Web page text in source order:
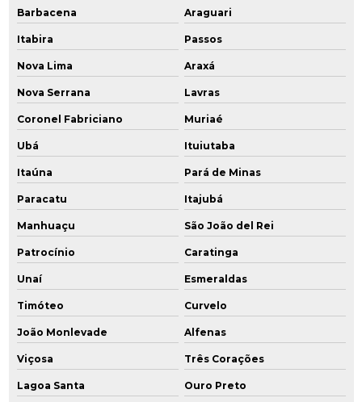
Plano de desativação de posto de combustível
Plano de gerenciamento ambiental
Plano de intervenção ambiental
Plano de intervenção áreas contaminadas
Plano de investigação confirmatória
Poço de monitoramento de água subterrânea
Poço de monitoramento ambiental
Poço de monitoramento multiníveis
Poços de monitoramento cetesb
Prestação serviços de consultoria ambiental
Projeto de remediação
Barbacena Araguari
Itabira Passos
Nova Lima Araxá
Nova Serrana Lavras
Coronel Fabriciano Muriaé
Ubá Ituiutaba
Itaúna Pará de Minas
Paracatu Itajubá
Manhuaçu São João del Rei
Patrocínio Caratinga
Unaí Esmeraldas
Timóteo Curvelo
João Monlevade Alfenas
Viçosa Três Corações
Lagoa Santa Ouro Preto